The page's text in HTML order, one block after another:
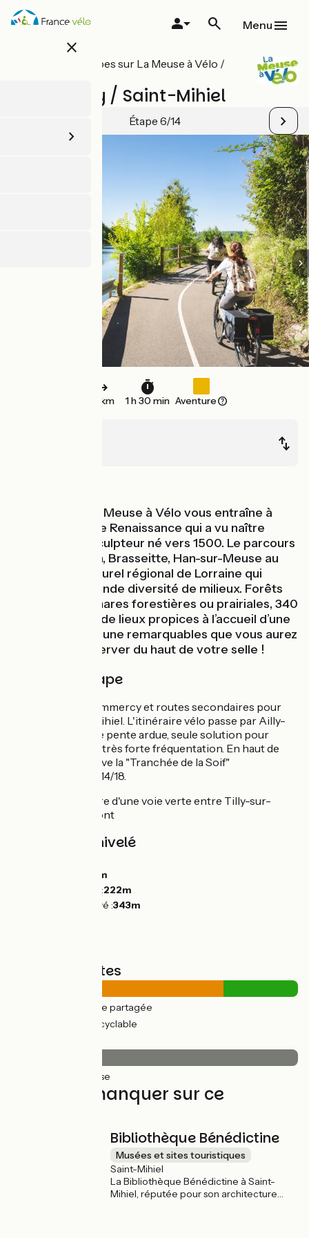
Aller
au
close
Menu
Toutes les étapes sur La Meuse à Vélo /
Commercy / Saint-Mihiel
Étape 6/14
23 km 1 h 30 min Aventure
L'itinéraire de la Meuse à Vélo vous entraîne à
Saint-Mihiel, ville Renaissance qui a vu naître
Ligier Richier, sculpteur né vers 1500. Le parcours
traverse Mécrin, Brasseitte, Han-sur-Meuse au
sein du Parc naturel régional de Lorraine qui
compte une grande diversité de milieux. Forêts
humides, 200 mares forestières ou prairiales, 340
étangs... autant de lieux propices à l’accueil d’une
flore et d’une faune remarquables que vous aurez
tout loisir d'observer du haut de votre selle !
Détail de l'étape
Voie verte sur Commercy et routes secondaires pour
rejoindre Saint-Mihiel. L'itinéraire vélo passe par Ailly-
sur-Meuse, courte pente ardue, seule solution pour
éviter une route à très forte fréquentation. En haut de
cette côte se trouve la "Tranchée de la Soif"
lieu historique de 14/18.
ouverture d'une voie verte entre Tilly-sur-
Meuse et Ancemont
Pentes et dénivelé
148m
Point le plus bas :222m
Point le plus élevé :343m
Types de routes
(74%) Route partagée
(26%) Voie cyclable
(100%) Lisse
À ne pas manquer sur ce
Bibliothèque Bénédictine
Musées et sites touristiques
Saint-Mihiel
La Bibliothèque Bénédictine à Saint-
Mihiel, réputée pour son architecture